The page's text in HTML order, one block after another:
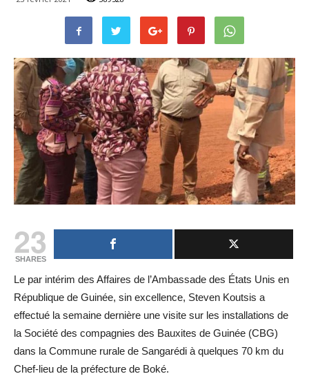
23
SHARES
Le par intérim des Affaires de l’Ambassade des États Unis en
République de Guinée, sin excellence, Steven Koutsis a
effectué la semaine dernière une visite sur les installations de
la Société des compagnies des Bauxites de Guinée (CBG)
dans la Commune rurale de Sangarédi à quelques 70 km du
Chef-lieu de la préfecture de Boké.